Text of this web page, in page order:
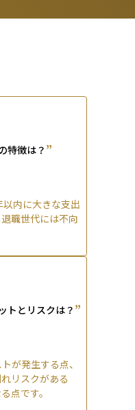
特徴は？ ”
内に大きな支出
職世代には不向
トとリスクは？ ”
が発生する点、
リスクがある
点です。